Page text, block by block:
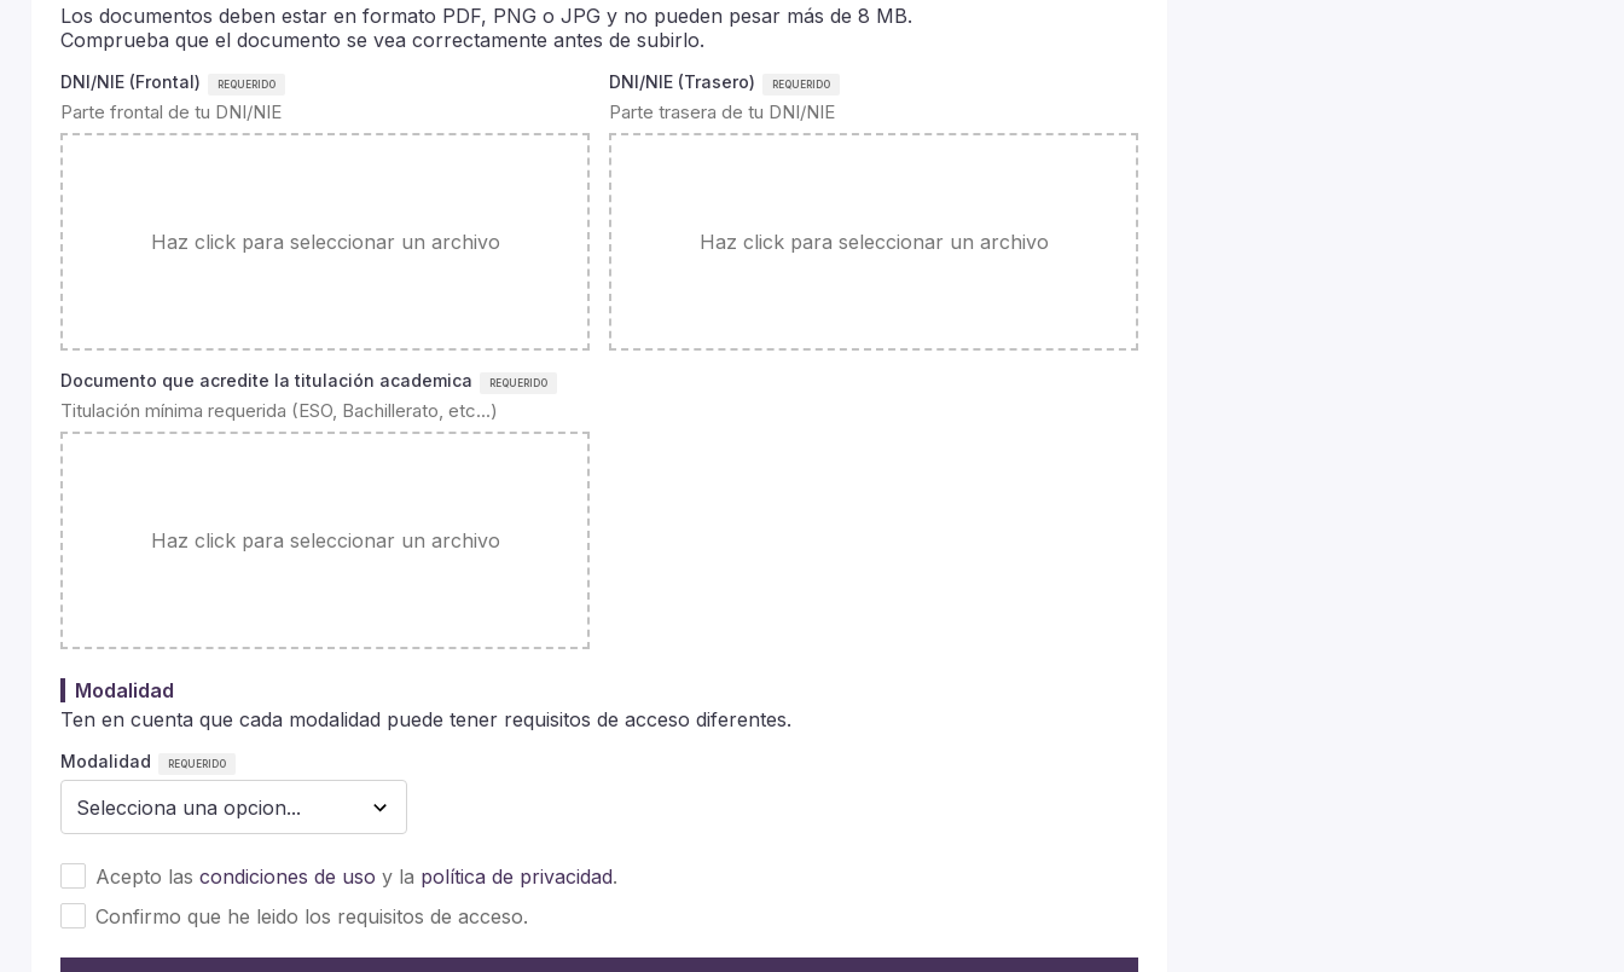
Los documentos deben estar en formato PDF, PNG o JPG y no pueden pesar más de 8 MB.
Comprueba que el documento se vea correctamente antes de subirlo.
DNI/NIE (Frontal)
Parte frontal de tu DNI/NIE
Haz click para seleccionar un archivo
DNI/NIE (Trasero)
Parte trasera de tu DNI/NIE
Haz click para seleccionar un archivo
Documento que acredite la titulación academica
Titulación mínima requerida (ESO, Bachillerato, etc...)
Haz click para seleccionar un archivo
Modalidad
Ten en cuenta que cada modalidad puede tener requisitos de acceso diferentes.
Modalidad
Acepto las condiciones de uso y la política de privacidad.
Confirmo que he leido los requisitos de acceso.